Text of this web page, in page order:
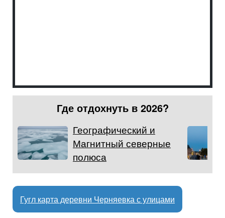
Где отдохнуть в 2026?
Географический и
Магнитный северные
полюса
Гугл карта деревни Черняевка с улицами